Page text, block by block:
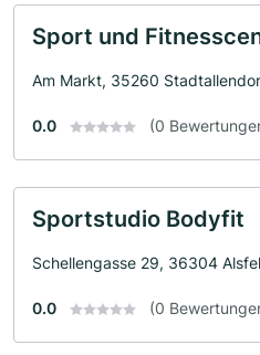
Sport und
Am Markt, 35260
0.0 (0
Sportstudio Bodyfit
Schellengasse 29, 36304
0.0 (0